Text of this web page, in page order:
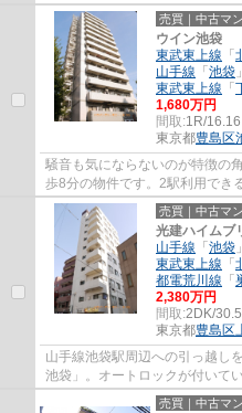
した物件です。しっかりとした
売買｜中古マ
ウイン池袋
東武東上線 「
山手線 「 池袋
東武東上線 「
1,680万円
間取:1R/16.16
東京都豊島区
騒音も気にならないのが特徴の
歩8分の物件です。2駅利用でき
東上線北池袋近郊で住まい探し
売買｜中古マ
光建ハイムブ
山手線 「 池袋
東武東上線 「
都電荒川線 「
2,380万円
間取:2DK/
東京都豊島区
山手線池袋駅周辺への引っ越し
池袋」。オートロックが付いて
ができます。3.92㎡のバルコニ
売買｜中古マ